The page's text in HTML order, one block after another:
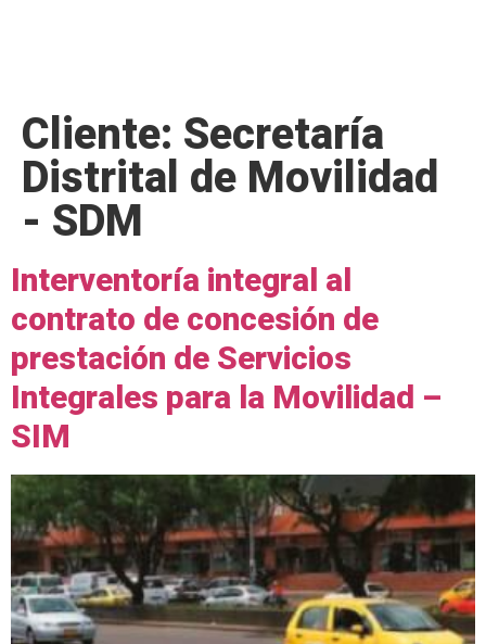
Cliente: Secretaría
Distrital de Movilidad
- SDM
Interventoría integral al
contrato de concesión de
prestación de Servicios
Integrales para la Movilidad –
SIM